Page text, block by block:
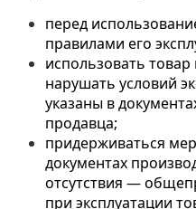
перед
правилами его
использовать
нарушать условий
указаны в
продавца;
придерживаться
документах
отсутствия —
при эксплуатации